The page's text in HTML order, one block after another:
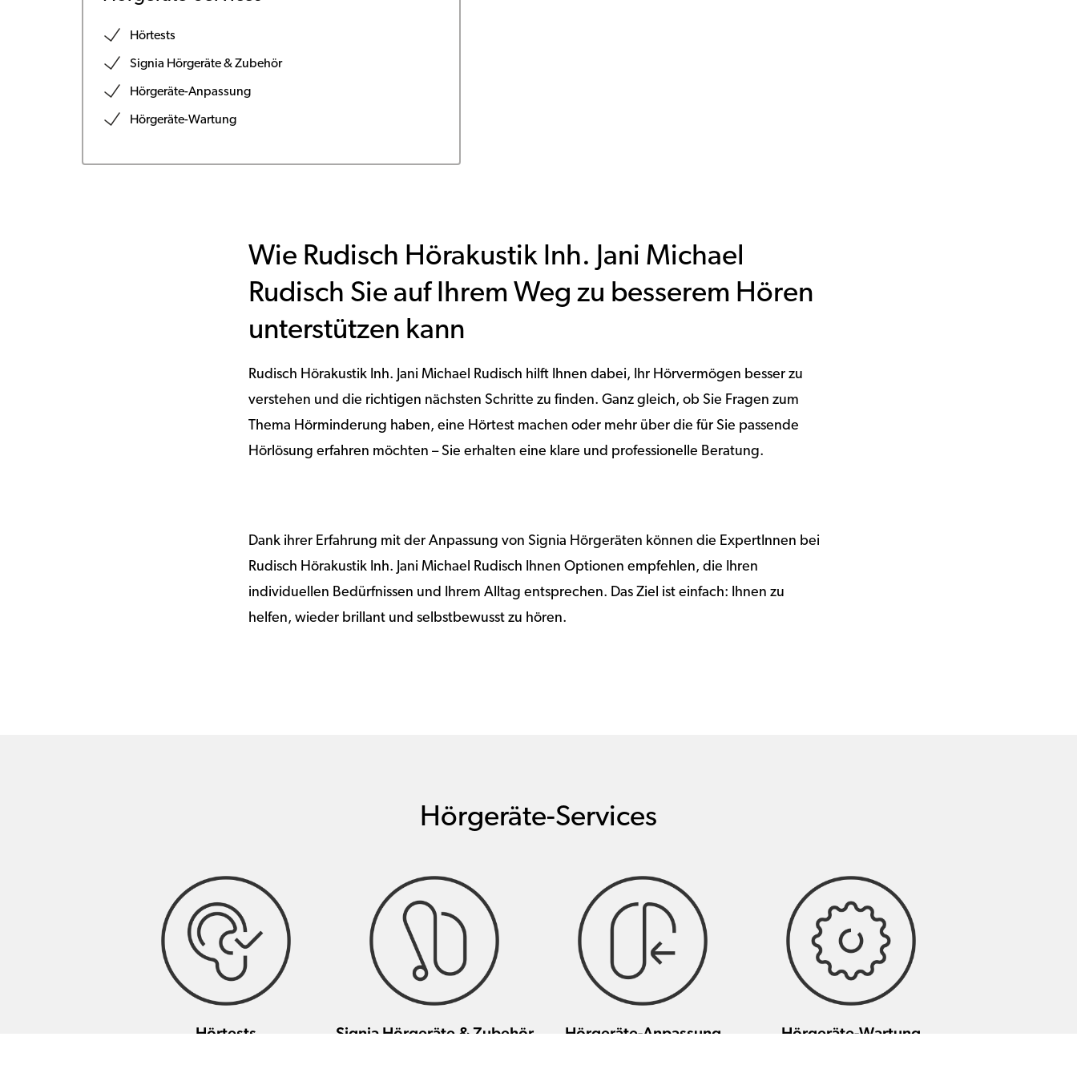
Hörtests
Signia Hörgeräte & Zubehör
Hörgeräte-Anpassung
Hörgeräte-Wartung
Wie Rudisch Hörakustik Inh. Jani Michael
Rudisch Sie auf Ihrem Weg zu besserem Hören
unterstützen kann
Rudisch Hörakustik Inh. Jani Michael Rudisch hilft Ihnen dabei, Ihr Hörvermögen besser zu
verstehen und die richtigen nächsten Schritte zu finden. Ganz gleich, ob Sie Fragen zum
Thema Hörminderung haben, eine Hörtest machen oder mehr über die für Sie passende
Hörlösung erfahren möchten – Sie erhalten eine klare und professionelle Beratung.
Dank ihrer Erfahrung mit der Anpassung von Signia Hörgeräten können die ExpertInnen bei
Rudisch Hörakustik Inh. Jani Michael Rudisch Ihnen Optionen empfehlen, die Ihren
individuellen Bedürfnissen und Ihrem Alltag entsprechen. Das Ziel ist einfach: Ihnen zu
helfen, wieder brillant und selbstbewusst zu hören.
Hörgeräte-Services
Hörtests Signia Hörgeräte & Zubehör Hörgeräte-Anpassung Hörgeräte-Wartung